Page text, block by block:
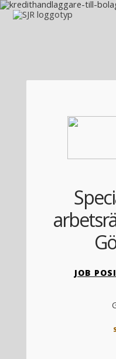
Hoppa till innehåll
JOB